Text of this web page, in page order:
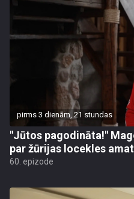
pirms 3 dienām, 21 stundas
"Jūtos pagodināta!"
par žūrijas locekles
60. epizode